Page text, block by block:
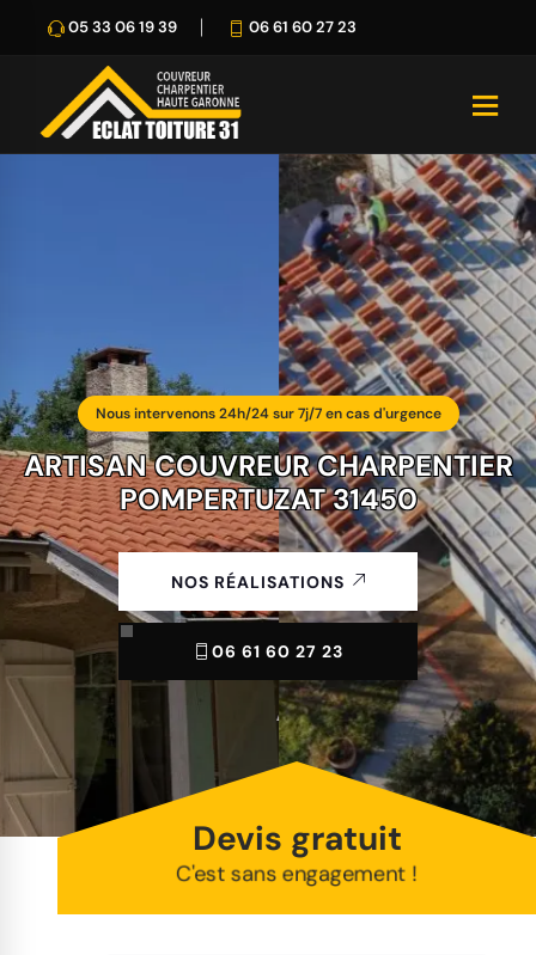
05 33 06 19 39 06 61 60 27 23
Nous intervenons 24h/24 sur 7j/7 en cas d'urgence
ARTISAN COUVREUR CHARPENTIER
POMPERTUZAT 31450
NOS RÉALISATIONS
06 61 60 27 23
Devis gratuit
C'est sans engagement !